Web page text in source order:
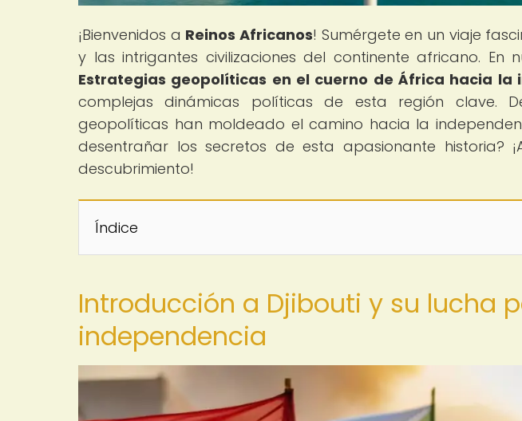
¡Bienvenidos a Reinos Africanos! Sumérgete en un viaje
y las intrigantes civilizaciones del continente africano. En
Estrategias geopolíticas en el cuerno de África hacia la
complejas dinámicas políticas de esta región clave.
geopolíticas han moldeado el camino hacia la
desentrañar los secretos de esta apasionante historia?
descubrimiento!
Índice
Introducción a Djibouti y su lucha
independencia